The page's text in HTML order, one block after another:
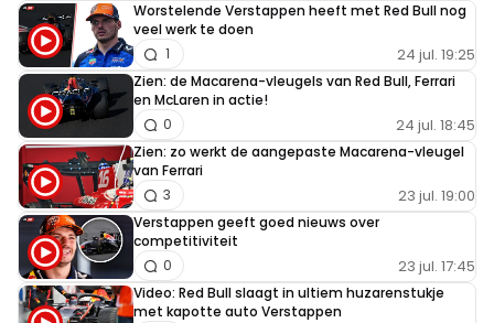
Worstelende Verstappen heeft met Red Bull nog
veel werk te doen
24 jul. 19:25
1
Zien: de Macarena-vleugels van Red Bull, Ferrari
en McLaren in actie!
24 jul. 18:45
0
Zien: zo werkt de aangepaste Macarena-vleugel
van Ferrari
23 jul. 19:00
3
Verstappen geeft goed nieuws over
competitiviteit
23 jul. 17:45
0
Video: Red Bull slaagt in ultiem huzarenstukje
met kapotte auto Verstappen